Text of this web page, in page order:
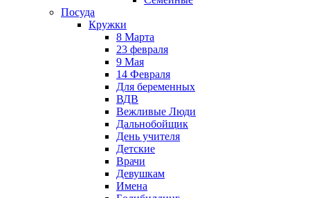
Посуда
Кружки
8 Марта
23 февраля
9 Мая
14 Февраля
Для беременных
ВДВ
Вежливые Люди
Дальнобойщик
День учителя
Детские
Врачи
Девушкам
Имена